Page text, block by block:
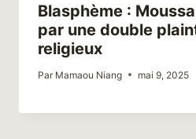
Blasphème :
par une double
religieux
Par Mamaou Niang mai 9, 2025